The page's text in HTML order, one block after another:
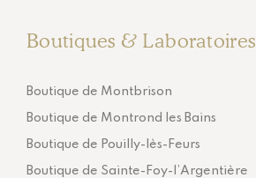
Boutiques & Laboratoires
Boutique de Montbrison
Boutique de Montrond les Bains
Boutique de Pouilly-lès-Feurs
Boutique de Sainte-Foy-l’Argentière